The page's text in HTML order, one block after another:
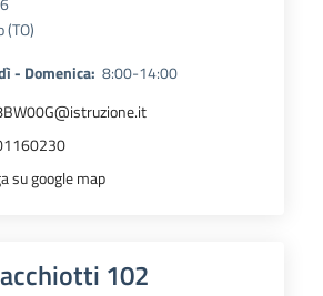
(TO)
- Domenica: 8:00-14:00
su google map
102